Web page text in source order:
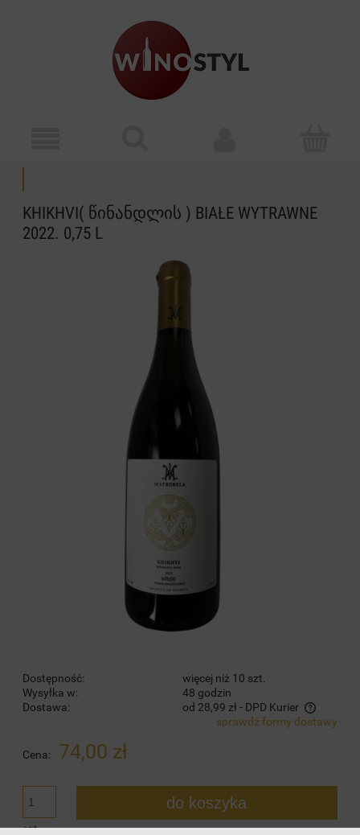
KHIKHVI( ᲬᲘᲜᲐᲜᲓᲚᲘᲡ ) BIAŁE WYTRAWNE
2022. 0,75 L
Dostępność:
więcej niż 10 szt.
Wysyłka w:
48 godzin
Dostawa:
od 28,99 zł- DPD Kurier
Cena nie zawiera ewentualnych kosztów płatnościsprawdź formy dostawy
Cena: 74,00 zł
szt.
do koszyka